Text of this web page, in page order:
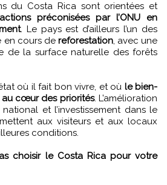
du Costa Rica sont orientées et
préconisées par l’ONU en
. Le pays est d’ailleurs l’un des
en cours de reforestation, avec une
de la surface naturelle des forêts
où il fait bon vivre, et où le bien-
au cœur des priorités. L’amélioration
et l’investissement dans le
aux visiteurs et aux locaux
conditions.
choisir le Costa Rica pour votre